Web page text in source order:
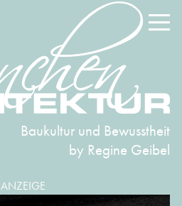
Baukultur und Bewusstheit
by Regine Geibel
ANZEIGE